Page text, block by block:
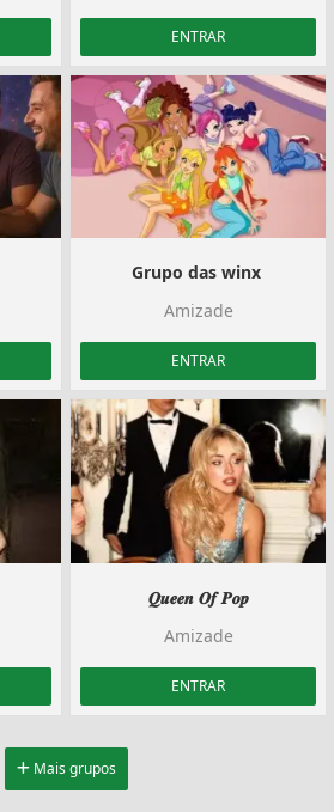
ENTRAR
Grupo das winx ‍️
Amizade
ENTRAR
𝑸𝒖𝒆𝒆𝒏 𝑶𝒇 𝑷𝒐𝒑
Amizade
ENTRAR
Mais grupos